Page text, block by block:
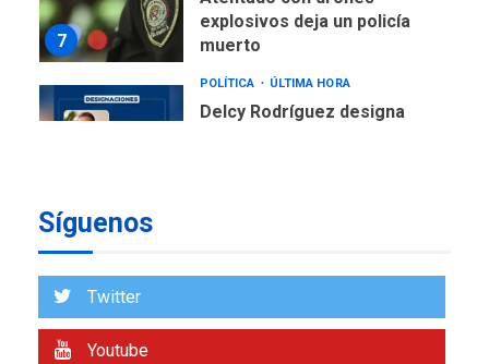
7
explosivos deja un policía
muerto
POLÍTICA ÚLTIMA HORA
Delcy Rodríguez designa
2
Argentina para despedir a
Síguenos
Twitter
Youtube